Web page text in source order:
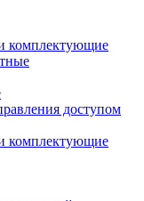
комплектующие
доступом
комплектующие